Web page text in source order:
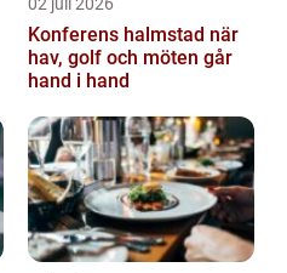
Konferens halmstad när
hav, golf och möten går
hand i hand